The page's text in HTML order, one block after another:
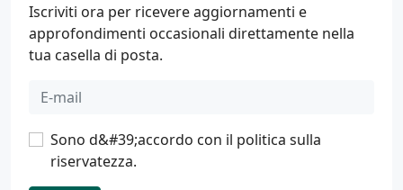
Iscriviti ora per ricevere aggiornamenti e
approfondimenti occasionali direttamente nella
tua casella di posta.
Sono d&#39;accordo con il politica sulla
riservatezza.